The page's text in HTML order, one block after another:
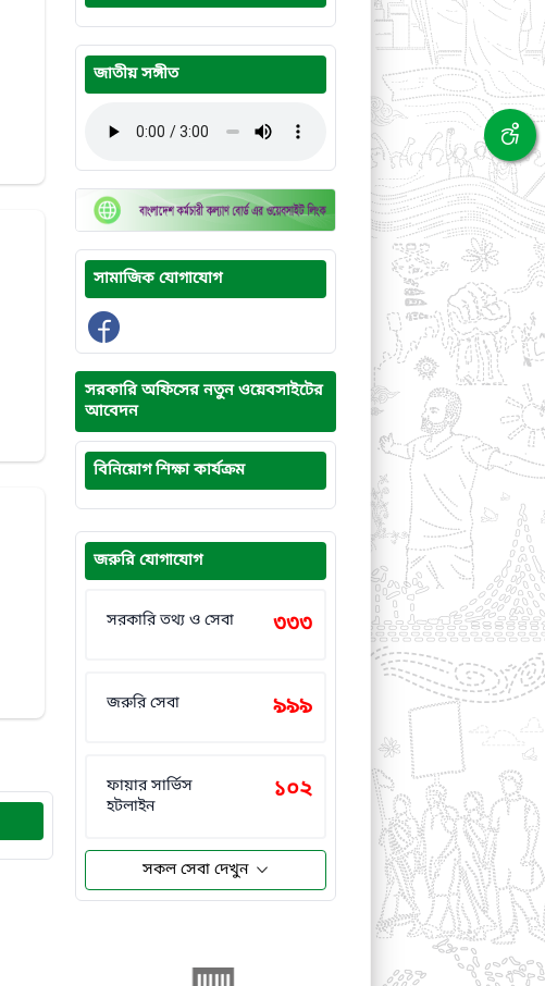
জাতীয় সঙ্গীত
সামাজিক যোগাযোগ
সরকারি অফিসের নতুন ওয়েবসাইটের
আবেদন
বিনিয়োগ শিক্ষা কার্যক্রম
জরুরি যোগাযোগ
সরকারি তথ্য ও সেবা ৩৩৩
জরুরি সেবা ৯৯৯
ফায়ার সার্ভিস
হটলাইন
১০২
সকল সেবা দেখুন